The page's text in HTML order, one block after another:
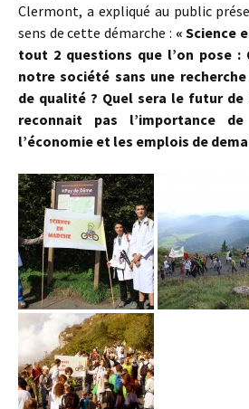
Clermont, a expliqué au public
sens de cette démarche : «Science
tout 2 questions que l’on pose :
notre société sans une
de qualité ? Quel sera le futur de
reconnait pas l’importance
l’économie et les emplois de